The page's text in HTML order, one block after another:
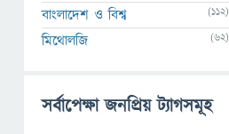
বাংলাদেশ ও বিশ্ব (112)
মিথোলজি (62)
সর্বাপেক্ষা জনপ্রিয় ট্যাগসমূহ